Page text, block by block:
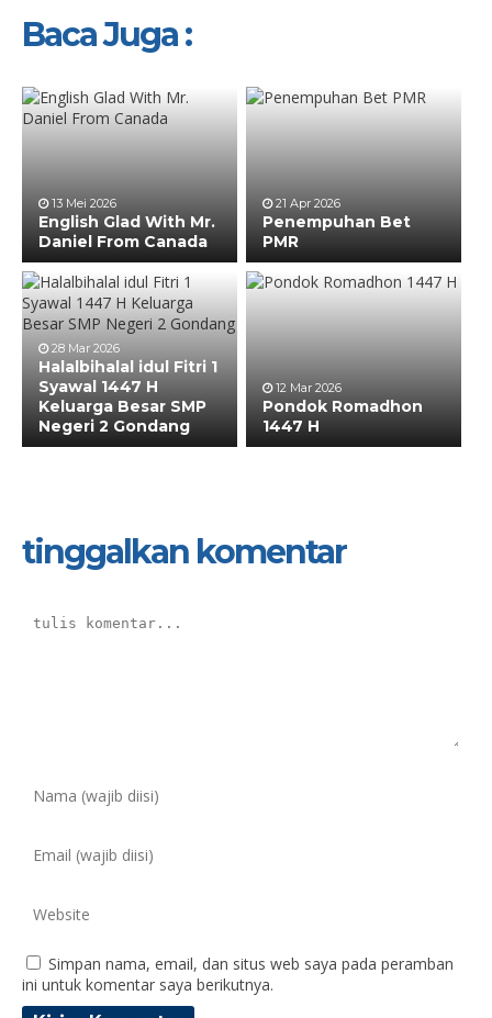
Baca Juga :
13 Mei 2026
English Glad With Mr.
Daniel From Canada
21 Apr 2026
Penempuhan Bet
PMR
28 Mar 2026
Halalbihalal idul Fitri 1
Syawal 1447 H
Keluarga Besar SMP
Negeri 2 Gondang
12 Mar 2026
Pondok Romadhon
1447 H
tinggalkan komentar
Simpan nama, email, dan situs web saya pada peramban
ini untuk komentar saya berikutnya.